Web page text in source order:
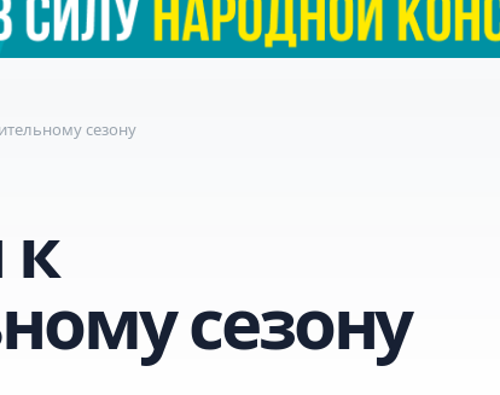
сезону
к
сезону